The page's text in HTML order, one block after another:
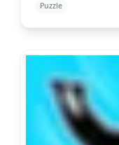
Puzzle